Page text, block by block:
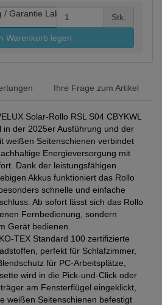
Stk.
Warenkorb legen
Ihre Frage zum Artikel
Solar-Rollo RSL S04 CBYKWL
in der 2025er Ausführung und der
weißen Seitenschienen verbindet
Energieversorgung mit
Dank der leistungsfähigen
Akkus funktioniert das Rollo
schnelle und einfache
Ab sofort lässt sich das Rollo
Fernbedienung, sondern
Gerät bedienen.
TEX Standard 100 zertifizierte
perfekt für Schlafzimmer,
für PC-Arbeitsplätze,
wird in die Pick-und-Click oder
am Fensterflügel eingeklickt,
weißen Seitenschienen befestigt